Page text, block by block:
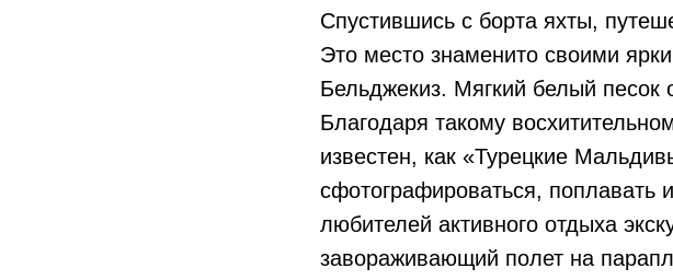
Спустившись с борта яхты,
Это место знаменито своими
Бельджекиз. Мягкий белый песок
Благодаря такому
известен, как «Турецкие
сфотографироваться, поплавать
любителей активного отдыха
завораживающий полет на